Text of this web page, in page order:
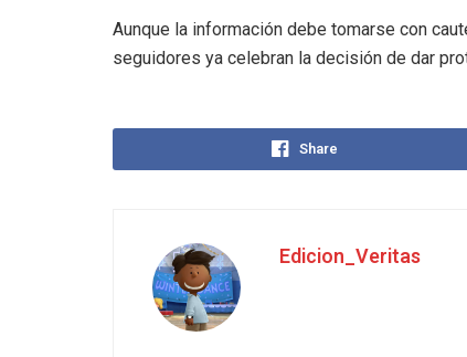
Aunque la información debe tomarse con
seguidores ya celebran la decisión de dar
Share
Edicion_Veritas